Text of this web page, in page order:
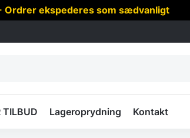
Ordrer ekspederes som sædvanligt
TILBUD Lageroprydning Kontakt